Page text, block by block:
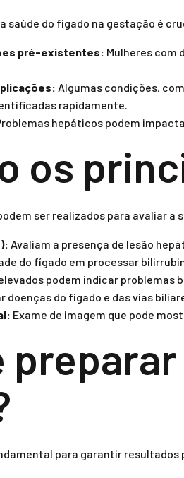
saúde do fígado na gestação é
pré-existentes: Mulheres com
Algumas condições,
rapidamente.
hepáticos podem
os
ser realizados para avaliar
Avaliam a presença de lesão
do fígado em processar
podem indicar problemas
doenças do fígado e das vias
Exame de imagem que pode
para garantir